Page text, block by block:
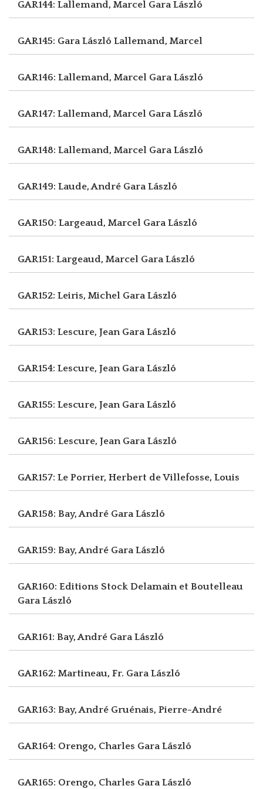
GAR144: Lallemand, Marcel Gara László
GAR145: Gara László Lallemand, Marcel
GAR146: Lallemand, Marcel Gara László
GAR147: Lallemand, Marcel Gara László
GAR148: Lallemand, Marcel Gara László
GAR149: Laude, André Gara László
GAR150: Largeaud, Marcel Gara László
GAR151: Largeaud, Marcel Gara László
GAR152: Leiris, Michel Gara László
GAR153: Lescure, Jean Gara László
GAR154: Lescure, Jean Gara László
GAR155: Lescure, Jean Gara László
GAR156: Lescure, Jean Gara László
GAR157: Le Porrier, Herbert de Villefosse, Louis
GAR158: Bay, André Gara László
GAR159: Bay, André Gara László
GAR160: Editions Stock Delamain et Boutelleau
Gara László
GAR161: Bay, André Gara László
GAR162: Martineau, Fr. Gara László
GAR163: Bay, André Gruénais, Pierre-André
GAR164: Orengo, Charles Gara László
GAR165: Orengo, Charles Gara László